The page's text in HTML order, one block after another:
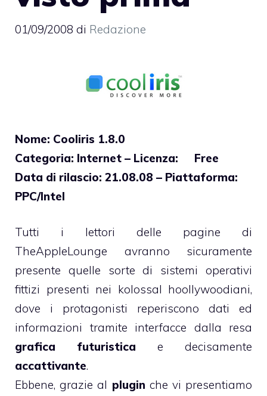
01/09/2008 di Redazione
Nome: Cooliris 1.8.0
Categoria: Internet – Licenza: Free
Data di rilascio: 21.08.08 – Piattaforma:
PPC/Intel
Tutti i lettori delle pagine di
TheAppleLounge avranno sicuramente
presente quelle sorte di sistemi operativi
fittizi presenti nei kolossal hoollywoodiani,
dove i protagonisti reperiscono dati ed
informazioni tramite interfacce dalla resa
grafica
futuristica e decisamente
accattivante.
Ebbene, grazie al plugin che vi presentiamo